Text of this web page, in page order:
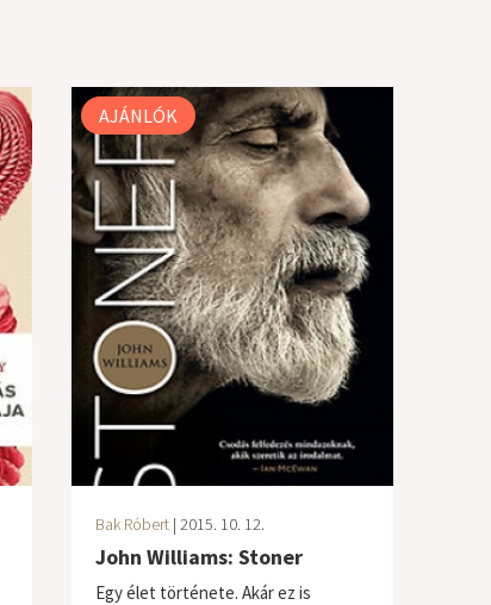
AJÁNLÓK
Bak Róbert| 2015. 10. 12.
John Williams: Stoner
Egy élet története. Akár ez is